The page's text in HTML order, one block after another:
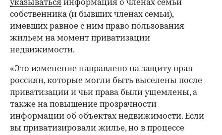
указываться информация о членах семьи
собственника (и бывших членах семьи),
имевших равное с ним право пользования
жильем на момент приватизации
недвижимости.
«Это изменение направлено на защиту прав
россиян, которые могли быть выселены после
приватизации и чьи права были ущемлены, а
также на повышение прозрачности
информации об объектах недвижимости. Если
вы приватизировали жилье, но в процессе